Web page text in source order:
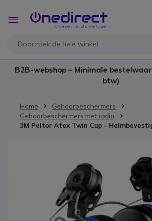
Toggle
Nav
B2B-webshop – Minimale
btw)
Home
Gehoorbeschermers
Gehoorbeschermers met radio
3M Peltor Atex Twin Cup -